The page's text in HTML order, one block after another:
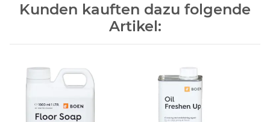
Kunden kauften dazu folgende
Artikel: